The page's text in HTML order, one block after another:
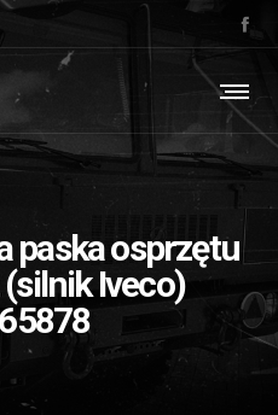
paska osprzętu
Iveco)